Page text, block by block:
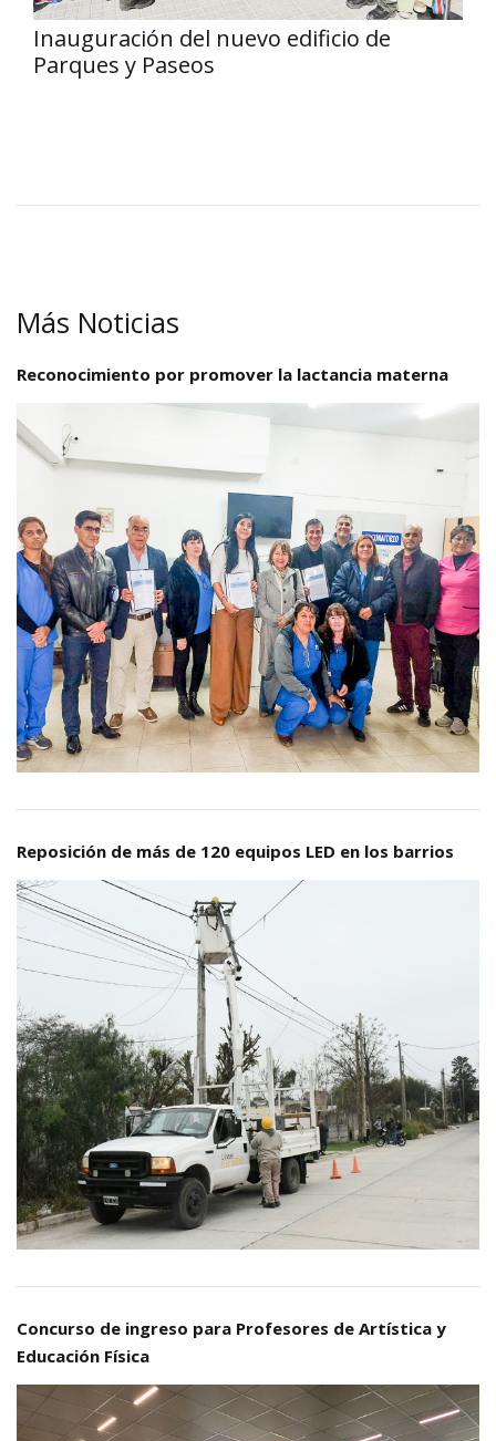
Inauguración del nuevo edificio de
Parques y Paseos
Más Noticias
Reconocimiento por promover la lactancia materna
Reposición de más de 120 equipos LED en los barrios
Concurso de ingreso para Profesores de Artística y
Educación Física